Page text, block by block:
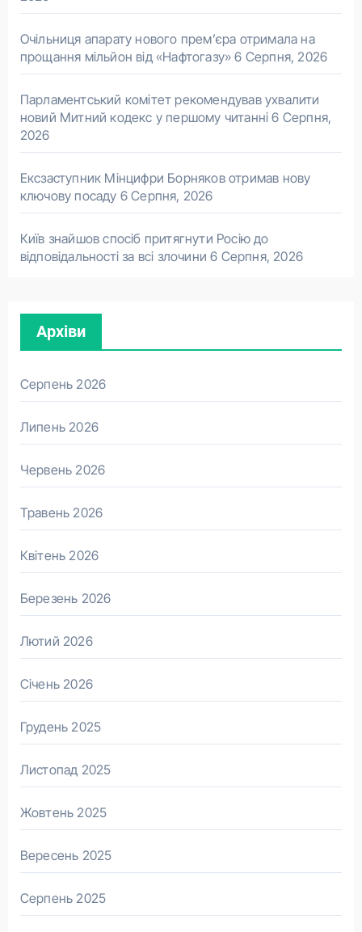
Очільниця апарату нового прем’єра отримала на
прощання мільйон від «Нафтогазу» 6 Серпня, 2026
Парламентський комітет рекомендував ухвалити
новий Митний кодекс у першому читанні 6 Серпня,
2026
Ексзаступник Мінцифри Борняков отримав нову
ключову посаду 6 Серпня, 2026
Київ знайшов спосіб притягнути Росію до
відповідальності за всі злочини 6 Серпня, 2026
Архіви
Серпень 2026
Липень 2026
Червень 2026
Травень 2026
Квітень 2026
Березень 2026
Лютий 2026
Січень 2026
Грудень 2025
Листопад 2025
Жовтень 2025
Вересень 2025
Серпень 2025